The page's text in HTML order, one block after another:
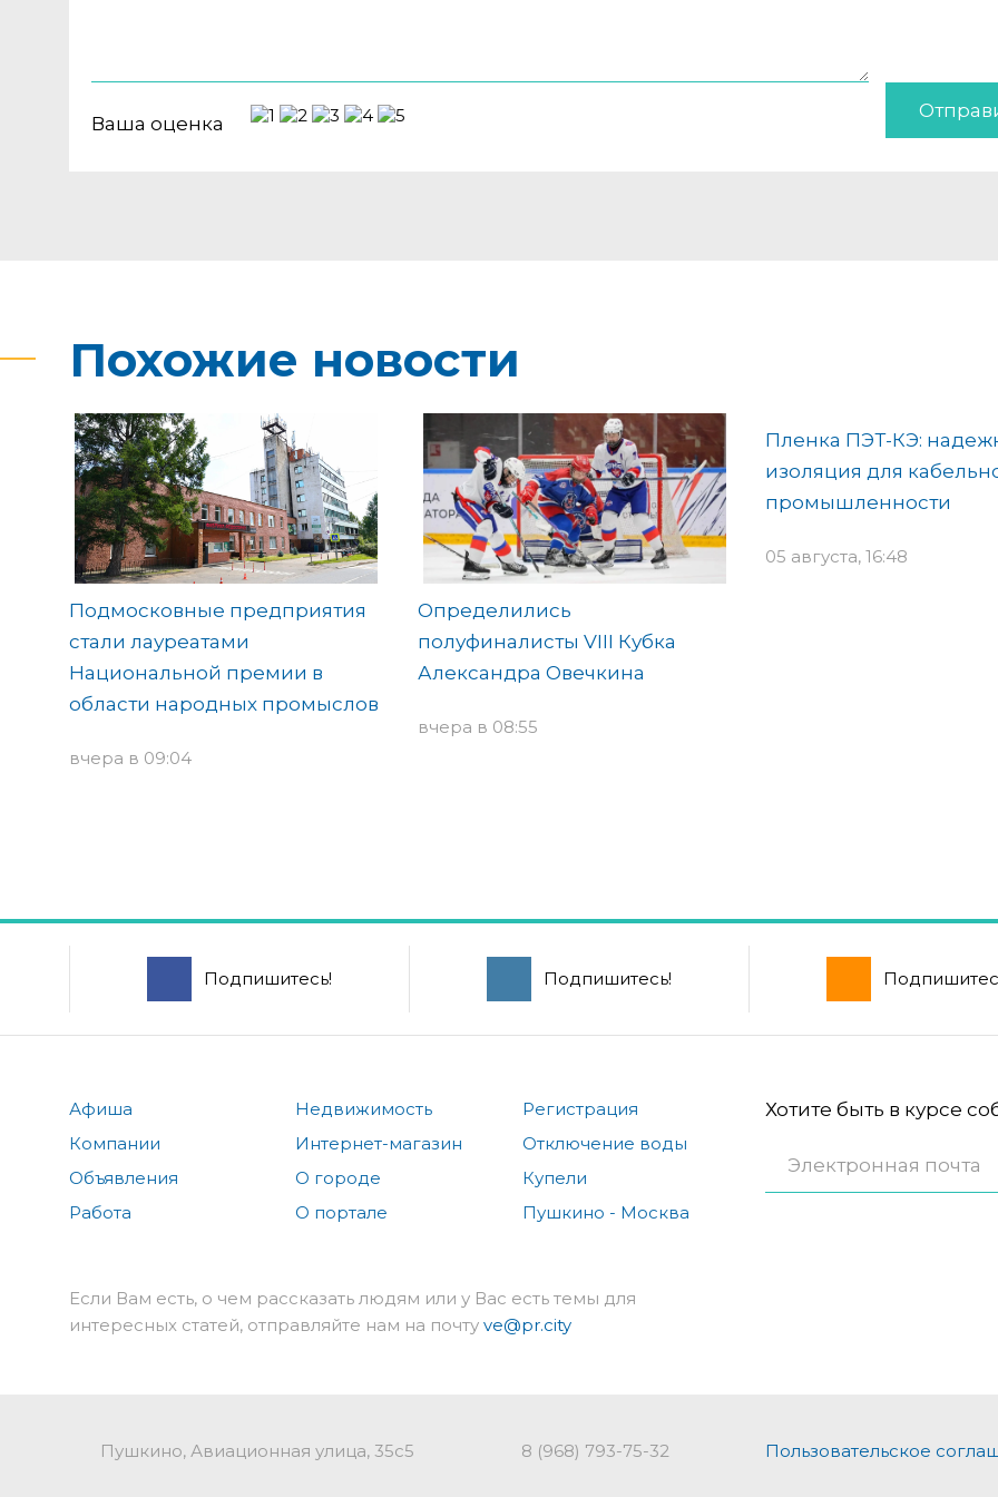
Ваша оценка
Похожие новости
Подмосковные предприятия
стали лауреатами
Национальной премии в
области народных промыслов
вчера в 09:04
Определились
полуфиналисты VIII Кубка
Александра Овечкина
вчера в 08:55
Пленка ПЭТ-КЭ:
изоляция для
промышленности
05 августа, 16:48
Подпишитесь! Подпишитесь!
Афиша
Компании
Объявления
Работа
Недвижимость
Интернет-магазин
О городе
О портале
Регистрация
Отключение воды
Купели
Пушкино - Москва
Хотите быть в курсе
Если Вам есть, о чем рассказать людям или у Вас есть темы для
интересных статей, отправляйте нам на почту ve@pr.city
Пушкино, Авиационная улица, 35с5 8 (968) 793-75-32 Пользовательское